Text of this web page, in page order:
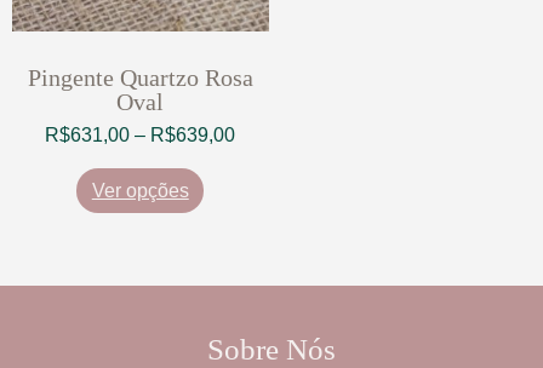
Pingente Quartzo Rosa
Oval
R$631,00 – R$639,00
Ver opções
Sobre Nós